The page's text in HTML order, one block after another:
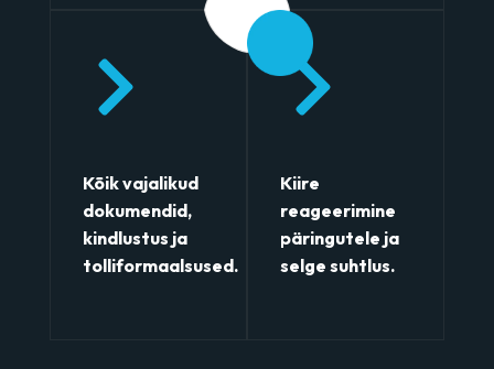
01
Kõik vajalikud
dokumendid,
kindlustus ja
tolliformaalsused.
Kiire
reageerimine
päringutele ja
selge suhtlus.